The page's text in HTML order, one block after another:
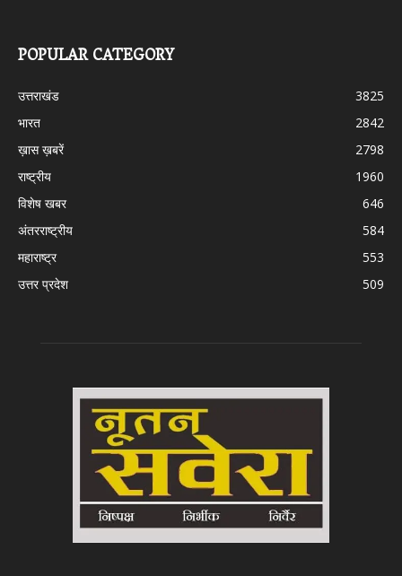
POPULAR CATEGORY
उत्तराखंड
3825
भारत
2842
ख़ास ख़बरें
2798
राष्ट्रीय
1960
विशेष खबर
646
अंतरराष्ट्रीय
584
महाराष्ट्र
553
उत्तर प्रदेश
509